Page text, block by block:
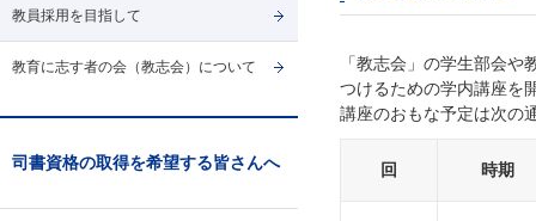
「教志会」の学生部会
つけるための学内講座を
講座のおもな予定は次の
回 時期
教員採用を目指して
教育に志す者の会（教志会）について
司書資格の取得を希望する皆さんへ